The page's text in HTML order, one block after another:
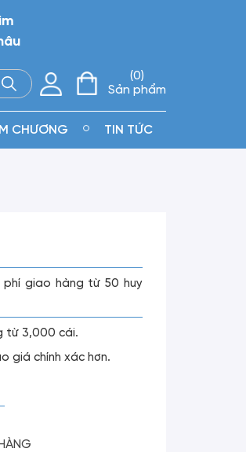
0
Sản phẩm
CHƯƠNG TIN TỨC
giao hàng từ 50 huy
từ 3,000 cái.
giá chính xác hơn.